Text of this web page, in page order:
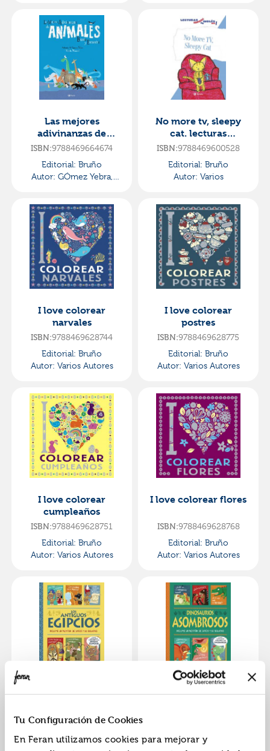
Tu Configuración de Cookies
En Feran utilizamos cookies para mejorar y
Las mejores
adivinanzas de
animales. busca y
ISBN:9788469664674
Editorial: Bruño
Autor: GÓmez Yebra,
No more tv, sleepy
cat. lecturas
graduadas en inglés,
ISBN:9788469600528
Editorial: Bruño
Autor: Varios
I love colorear
narvales
ISBN:9788469628744
Editorial: Bruño
Autor: Varios Autores
I love colorear
postres
ISBN:9788469628775
Editorial: Bruño
Autor: Varios Autores
I love colorear
cumpleaños
ISBN:9788469628751
Editorial: Bruño
Autor: Varios Autores
I love colorear flores
ISBN:9788469628768
Editorial: Bruño
Autor: Varios Autores
ISBN: 9788469663103
Autor:George, Joshua
Dinosaurios
Autor:George, Joshua